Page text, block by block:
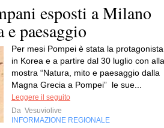
esposti a Milano
paesaggio
Per mesi Pompei è stata la protagonista
in Korea e a partire dal 30 luglio con alla
mostra “Natura, mito e paesaggio dalla
Magna Grecia a Pompei” le sue...
Leggere il seguito
Da Vesuviolive
INFORMAZIONE REGIONALE